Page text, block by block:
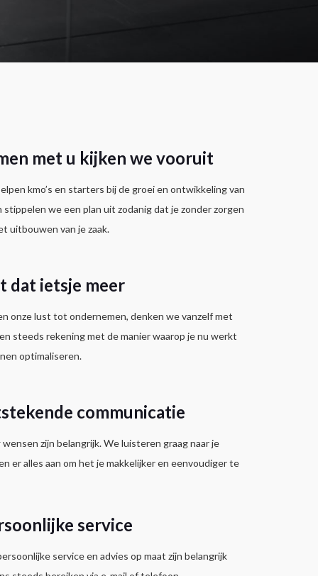
met u kijken we vooruit
kmo’s en starters bij de groei en ontwikkeling van
stippelen we een plan uit zodanig dat je zonder zorgen
uitbouwen van je zaak.
dat ietsje meer
onze lust tot ondernemen, denken we vanzelf met
steeds rekening met de manier waarop je nu werkt
optimaliseren.
communicatie
wensen zijn belangrijk. We luisteren graag naar je
er alles aan om het je makkelijker en eenvoudiger te
service
service en advies op maat zijn belangrijk